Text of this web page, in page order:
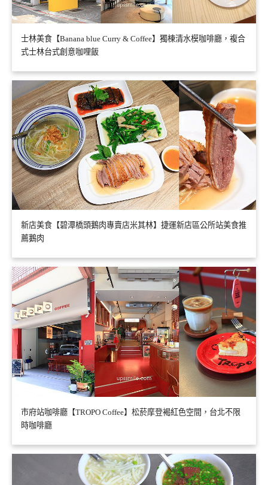
士林美食【Banana blue Curry & Coffee】獨棟清水模咖啡廳，複合
式士林台式創意咖哩飯
新店美食【碧潭橋頭鵝肉專賣店米其林】捷運新店區公所站美食推
薦鵝肉
市府站咖啡廳【TROPO Coffee】松菸摩登褐紅色空間，台北不限
時咖啡廳